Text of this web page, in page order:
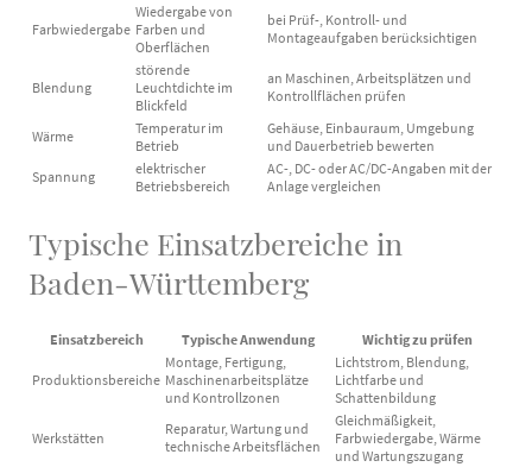
Farbwiedergabe
Wiedergabe von
Farben und
Oberflächen
bei Prüf-, Kontroll- und
Montageaufgaben berücksichtigen
Blendung
störende
Leuchtdichte im
Blickfeld
an Maschinen, Arbeitsplätzen und
Kontrollflächen prüfen
Wärme
Temperatur im
Betrieb
Gehäuse, Einbauraum, Umgebung
und Dauerbetrieb bewerten
Spannung
elektrischer
Betriebsbereich
AC-, DC- oder AC/DC-Angaben mit der
Anlage vergleichen
Typische Einsatzbereiche in
Baden-Württemberg
Einsatzbereich Typische Anwendung Wichtig zu prüfen
Produktionsbereiche
Montage, Fertigung,
Maschinenarbeitsplätze
und Kontrollzonen
Lichtstrom, Blendung,
Lichtfarbe und
Schattenbildung
Werkstätten
Reparatur, Wartung und
technische Arbeitsflächen
Gleichmäßigkeit,
Farbwiedergabe, Wärme
und Wartungszugang